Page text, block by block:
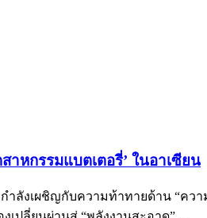
าหกรรมแบตเตอรี่’ ในอาเซียน
กำลังเผชิญกับความท้าทายด้าน “ค